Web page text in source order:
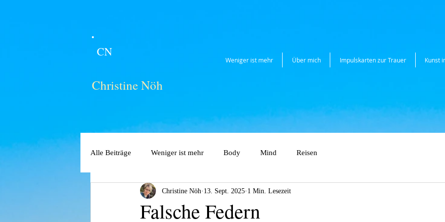
Weniger ist mehr Über mich Impulskarten zur Trauer Kunst
CN
Christine Nöh
Alle Beiträge Weniger ist mehr Body Mind Reisen
Falsche Federn
Christine Nöh 13. Sept. 2025 1 Min. Lesezeit